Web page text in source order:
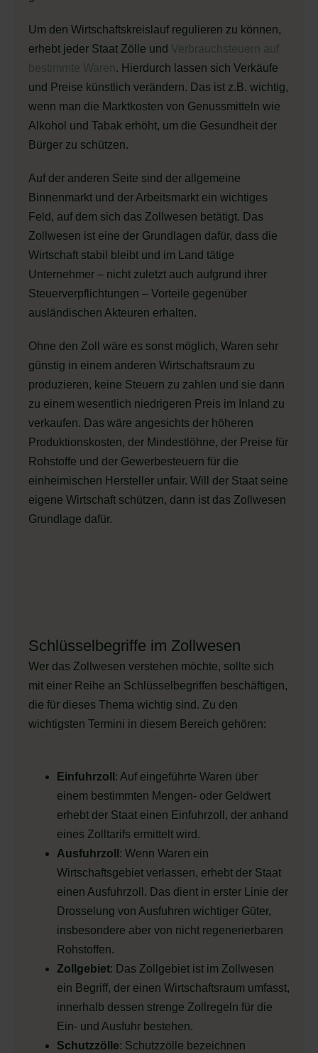
Um den Wirtschaftskreislauf regulieren zu können,
erhebt jeder Staat Zölle und Verbrauchsteuern auf
bestimmte Waren. Hierdurch lassen sich Verkäufe
und Preise künstlich verändern. Das ist z.B. wichtig,
wenn man die Marktkosten von Genussmitteln wie
Alkohol und Tabak erhöht, um die Gesundheit der
Bürger zu schützen.
Auf der anderen Seite sind der allgemeine
Binnenmarkt und der Arbeitsmarkt ein wichtiges
Feld, auf dem sich das Zollwesen betätigt. Das
Zollwesen ist eine der Grundlagen dafür, dass die
Wirtschaft stabil bleibt und im Land tätige
Unternehmer – nicht zuletzt auch aufgrund ihrer
Steuerverpflichtungen – Vorteile gegenüber
ausländischen Akteuren erhalten.
Ohne den Zoll wäre es sonst möglich, Waren sehr
günstig in einem anderen Wirtschaftsraum zu
produzieren, keine Steuern zu zahlen und sie dann
zu einem wesentlich niedrigeren Preis im Inland zu
verkaufen. Das wäre angesichts der höheren
Produktionskosten, der Mindestlöhne, der Preise für
Rohstoffe und der Gewerbesteuern für die
einheimischen Hersteller unfair. Will der Staat seine
eigene Wirtschaft schützen, dann ist das Zollwesen
Grundlage dafür.
Schlüsselbegriffe im Zollwesen
Wer das Zollwesen verstehen möchte, sollte sich
mit einer Reihe an Schlüsselbegriffen beschäftigen,
die für dieses Thema wichtig sind. Zu den
wichtigsten Termini in diesem Bereich gehören:
Einfuhrzoll : Auf eingeführte Waren über
einem bestimmten Mengen- oder Geldwert
erhebt der Staat einen Einfuhrzoll, der anhand
eines Zolltarifs ermittelt wird.
Ausfuhrzoll : Wenn Waren ein
Wirtschaftsgebiet verlassen, erhebt der Staat
einen Ausfuhrzoll. Das dient in erster Linie der
Drosselung von Ausfuhren wichtiger Güter,
insbesondere aber von nicht regenerierbaren
Rohstoffen.
Zollgebiet: Das Zollgebiet ist im Zollwesen
ein Begriff, der einen Wirtschaftsraum umfasst,
innerhalb dessen strenge Zollregeln für die
Ein- und Ausfuhr bestehen.
Schutzzölle: Schutzzölle bezeichnen